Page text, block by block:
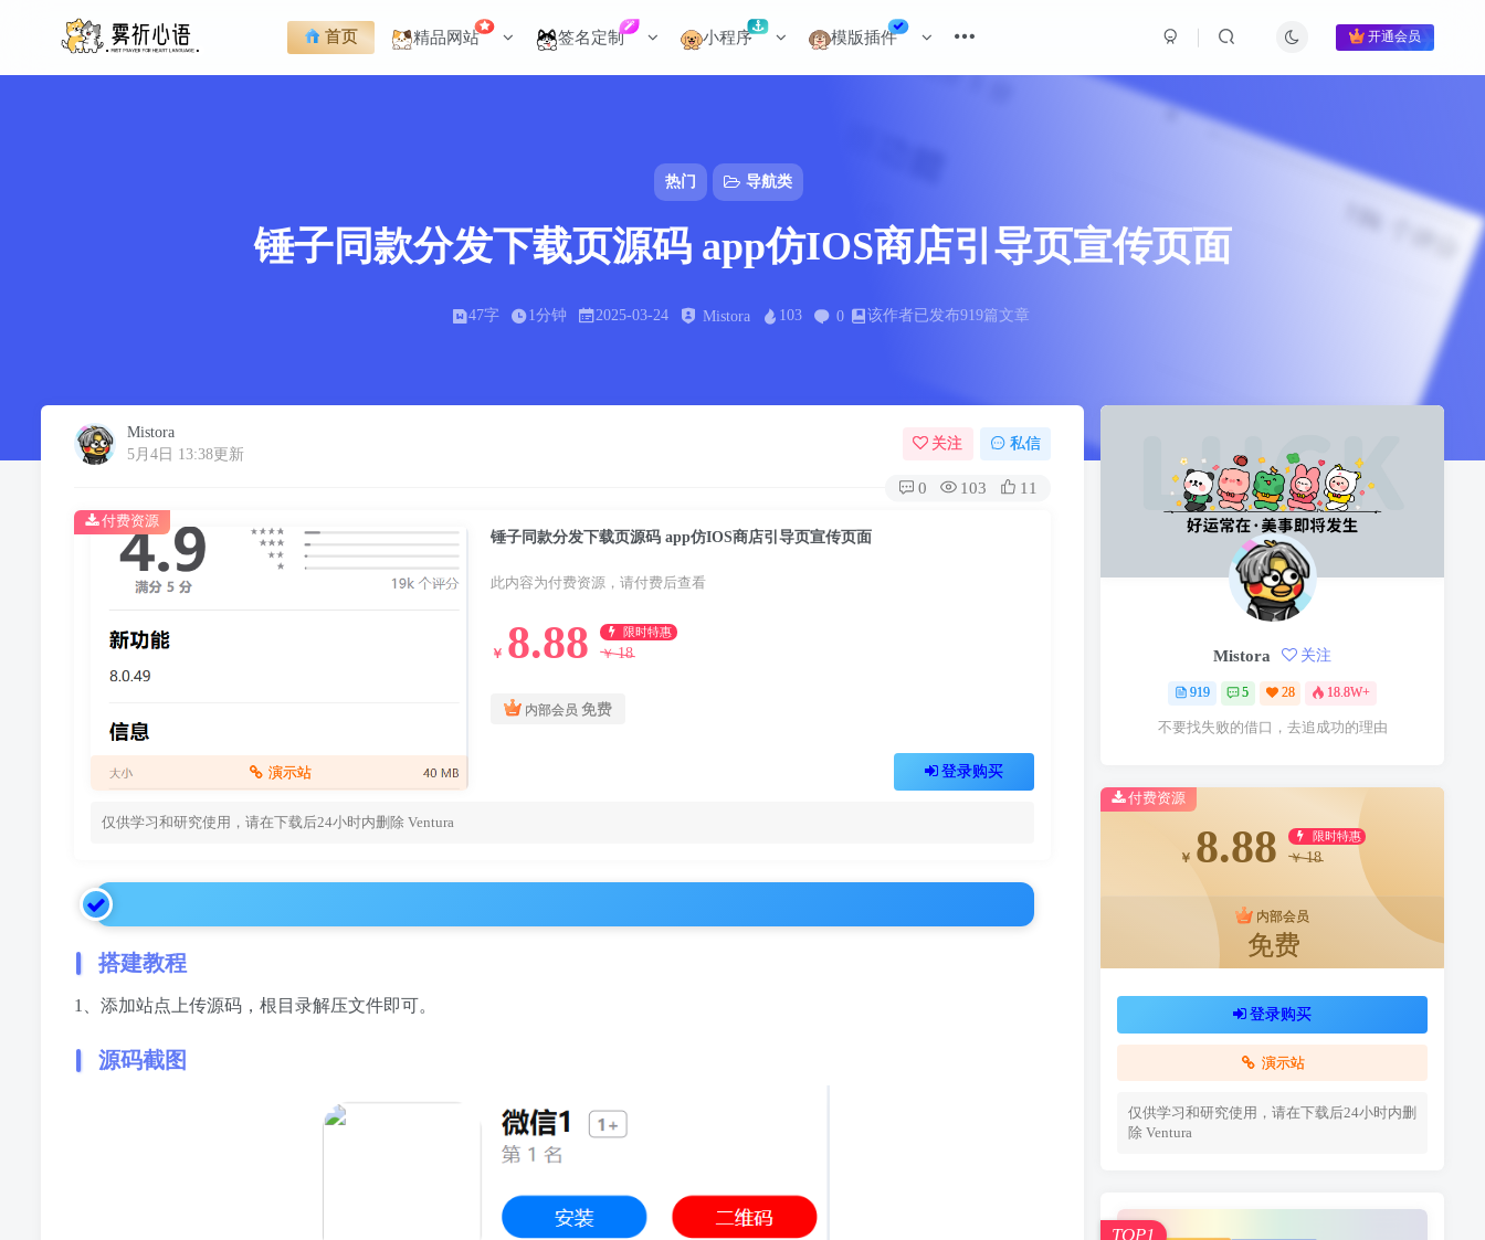
热门 导航类
锤子同款分发下载页源码 app仿IOS商店引导页宣传页面
47字 1分钟 2025-03-24 Mistora 103 0 该作者已发布919篇文章
首页 精品网站 签名定制 小程序 模版插件 开通会员
Mistora
5月4日 13:38更新
关注 私信
0 103 11
演示站
锤子同款分发下载页源码 app仿IOS商店引导页宣传页面
此内容为付费资源，请付费后查看
￥ 8.88 限时特惠
￥ 18
内部会员 免费
登录购买
仅供学习和研究使用，请在下载后24小时内删除 Ventura
付费资源
搭建教程
1、添加站点上传源码，根目录解压文件即可。
源码截图
Mistora 关注
919 5 28 18.8W+
不要找失败的借口，去追成功的理由
付费资源
￥ 8.88 限时特惠
￥ 18
内部会员
免费
登录购买
演示站
仅供学习和研究使用，请在下载后24小时内删
除 Ventura
TOP1